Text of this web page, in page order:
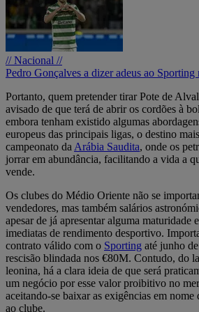
// Nacional //
Pedro Gonçalves a dizer adeus ao Sporting
Portanto, quem pretender tirar Pote de
avisado de que terá de abrir os cordões à
embora tenham existido algumas
europeus das principais ligas, o destino
campeonato da Arábia Saudita, onde os
jorrar em abundância, facilitando a vida a
vende.
Os clubes do Médio Oriente não se
vendedores, mas também salários
apesar de já apresentar alguma maturidade
imediatas de rendimento desportivo.
contrato válido com o Sporting até junho
rescisão blindada nos €80M. Contudo, do
leonina, há a clara ideia de que será
um negócio por esse valor proibitivo no
aceitando-se baixar as exigências em nome
ao clube.